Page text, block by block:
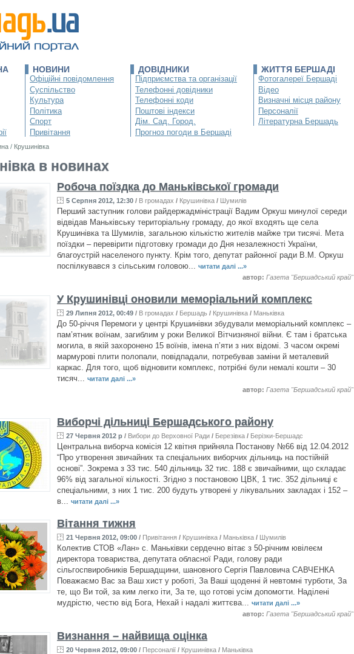
НОВИНИ
Офіційні повідомлення
Суспільство
Культура
Політика
Спорт
Привітання
ДОВІДНИКИ
Підприємства та організації
Телефонні довідники
Телефонні коди
Поштові індекси
Дім. Сад. Город.
Прогноз погоди в Бершаді
ЖИТТЯ БЕРШАДІ
Фотогалереї Бершаді
Відео
Визначні місця району
Персоналії
Літературна Бершадь
/ Крушинівка
в новинах
Робоча поїздка до Маньківської громади
5 Серпня 2012, 12:30 / В громадах / Крушинівка / Шумилів
Перший заступник голови райдержадміністрації Вадим Оркуш минулої середи
відвідав Маньківську територіальну громаду, до якої входять ще села
Крушинівка та Шумилів, загальною кількістю жителів майже три тисячі. Мета
поїздки – перевірити підготовку громади до Дня незалежності України,
благоустрій населеного пункту. Крім того, депутат районної ради В.М. Оркуш
поспілкувався з сільським головою... читати далі ...»
автор: Газета "Бершадський край"
У Крушинівці оновили меморіальний комплекс
29 Липня 2012, 00:49 / В громадах / Бершадь / Крушинівка / Маньківка
До 50-річчя Перемоги у центрі Крушинівки збудували меморіальний комплекс –
пам’ятник воїнам, загиблим у роки Великої Вітчизняної війни. Є там і братська
могила, в якій захоронено 15 воїнів, імена п’яти з них відомі. З часом окремі
мармурові плити полопали, повідпадали, потребував заміни й металевий
каркас. Для того, щоб відновити комплекс, потрібні були немалі кошти – 30
тисяч... читати далі ...»
автор: Газета "Бершадський край"
Виборчі дільниці Бершадського району
27 Червня 2012 р / Вибори до Верховної Ради / Березівка / Берізки-Бершадські
Центральна виборча комісія 12 квітня прийняла Постанову №66 від 12.04.2012
“Про утворення звичайних та спеціальних виборчих дільниць на постійній
основі”. Зокрема з 33 тис. 540 дільниць 32 тис. 188 є звичайними, що складає
96% від загальної кількості. Згідно з постановою ЦВК, 1 тис. 352 дільниці є
спеціальними, з них 1 тис. 200 будуть утворені у лікувальних закладах і 152 –
в... читати далі ...»
Вітання тижня
21 Червня 2012, 09:00 / Привітання / Крушинівка / Маньківка / Шумилів
Колектив СТОВ «Лан» с. Маньківки сердечно вітає з 50-річним ювілеєм
директора товариства, депутата обласної Ради, голову ради
сільгоспвиробників Бершадщини, шановного Сергія Павловича САВЧЕНКА
Поважаємо Вас за Ваш хист у роботі, За Ваші щоденні й невтомні турботи, За
те, що Ви той, за ким легко іти, За те, що готові усім допомогти. Наділені
мудрістю, честю від Бога, Нехай і надалі життєва... читати далі ...»
автор: Газета "Бершадський край"
Визнання – найвища оцінка
20 Червня 2012, 09:00 / Персоналії / Крушинівка / Маньківка